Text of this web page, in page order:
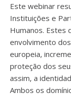
Este webinar
Instituições e
Humanos. Estes
envolvimento
europeia,
proteção dos
assim, a
Ambos os